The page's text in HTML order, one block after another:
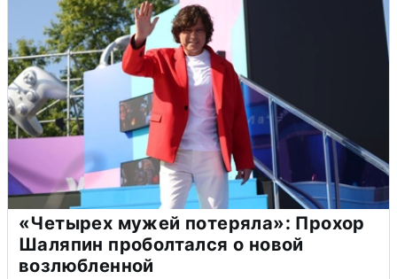
«Четырех мужей потеряла»: Прохор
Шаляпин проболтался о новой
возлюбленной